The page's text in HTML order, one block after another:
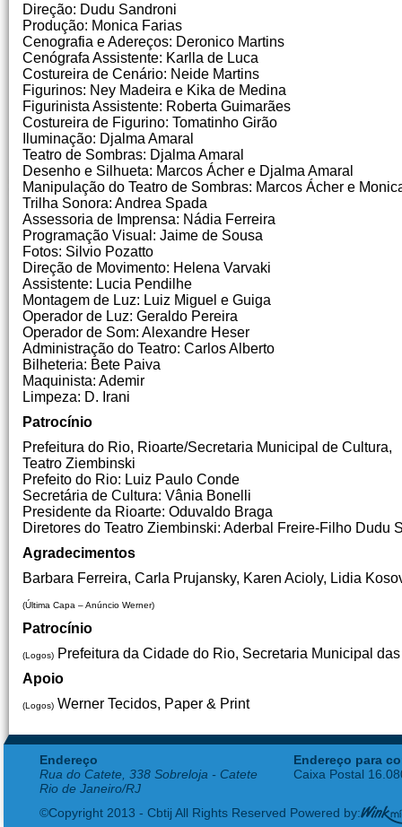
Direção: Dudu Sandroni
Produção: Monica Farias
Cenografia e Adereços: Deronico Martins
Cenógrafa Assistente: Karlla de Luca
Costureira de Cenário: Neide Martins
Figurinos: Ney Madeira e Kika de Medina
Figurinista Assistente: Roberta Guimarães
Costureira de Figurino: Tomatinho Girão
Iluminação: Djalma Amaral
Teatro de Sombras: Djalma Amaral
Desenho e Silhueta: Marcos Ácher e Djalma Amaral
Manipulação do Teatro de Sombras: Marcos Ácher e
Trilha Sonora: Andrea Spada
Assessoria de Imprensa: Nádia Ferreira
Programação Visual: Jaime de Sousa
Fotos: Silvio Pozatto
Direção de Movimento: Helena Varvaki
Assistente: Lucia Pendilhe
Montagem de Luz: Luiz Miguel e Guiga
Operador de Luz: Geraldo Pereira
Operador de Som: Alexandre Heser
Administração do Teatro: Carlos Alberto
Bilheteria: Bete Paiva
Maquinista: Ademir
Limpeza: D. Irani
Patrocínio
Prefeitura do Rio, Rioarte/Secretaria Municipal de Cultura,
Teatro Ziembinski
Prefeito do Rio: Luiz Paulo Conde
Secretária de Cultura: Vânia Bonelli
Presidente da Rioarte: Oduvaldo Braga
Diretores do Teatro Ziembinski: Aderbal Freire-Filho Dudu
Agradecimentos
Barbara Ferreira, Carla Prujansky, Karen Acioly, Lidia
(Última Capa – Anúncio Werner)
Patrocínio
(Logos) Prefeitura da Cidade do Rio, Secretaria Municipal
Apoio
(Logos) Werner Tecidos, Paper & Print
Endereço
Rua do Catete, 338 Sobreloja - Catete
Rio de Janeiro/RJ
Endereço para
Caixa Postal
©Copyright 2013 - Cbtij All Rights Reserved Powered by: